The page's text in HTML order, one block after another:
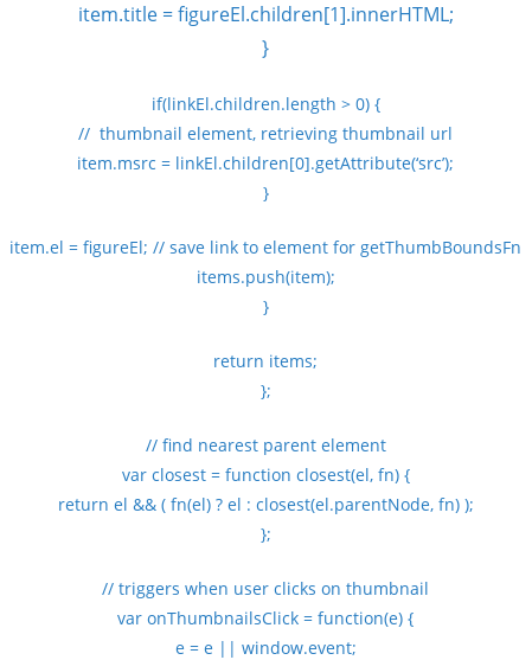
item.title = figureEl.children[1].innerHTML;
}
if(linkEl.children.length > 0) {
// thumbnail element, retrieving thumbnail url
item.msrc = linkEl.children[0].getAttribute(‘src’);
}
item.el = figureEl; // save link to element for getThumbBoundsFn
items.push(item);
}
return items;
};
// find nearest parent element
var closest = function closest(el, fn) {
return el && ( fn(el) ? el : closest(el.parentNode, fn) );
};
// triggers when user clicks on thumbnail
var onThumbnailsClick = function(e) {
e = e || window.event;